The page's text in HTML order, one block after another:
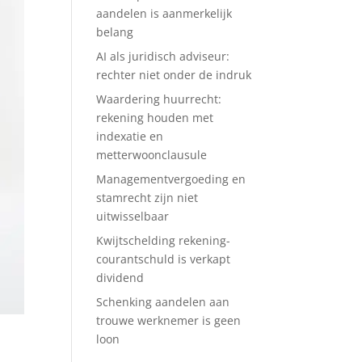
aandelen is aanmerkelijk
belang
AI als juridisch adviseur:
rechter niet onder de indruk
Waardering huurrecht:
rekening houden met
indexatie en
metterwoonclausule
Managementvergoeding en
stamrecht zijn niet
uitwisselbaar
Kwijtschelding rekening-
courantschuld is verkapt
dividend
Schenking aandelen aan
trouwe werknemer is geen
loon